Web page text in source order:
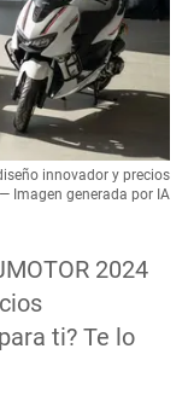
2024
ti? Te lo
innovador y precios
Imagen generada por IA